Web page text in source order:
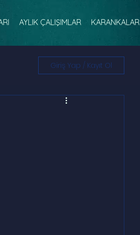
AYLIK ÇALIŞIMLAR KARANKALAR
Giriş Yap / Kayıt Ol